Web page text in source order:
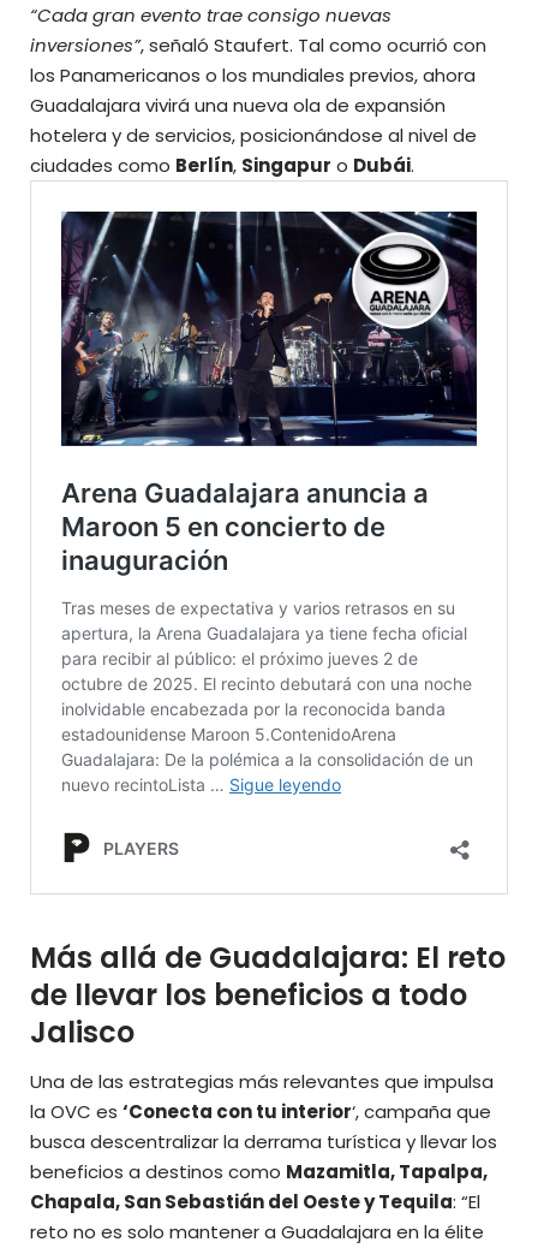
“Cada gran evento trae consigo nuevas
inversiones”, señaló Staufert. Tal como ocurrió con
los Panamericanos o los mundiales previos, ahora
Guadalajara vivirá una nueva ola de expansión
hotelera y de servicios, posicionándose al nivel de
ciudades como Berlín, Singapur o Dubái.
Más allá de Guadalajara: El reto
de llevar los beneficios a todo
Jalisco
Una de las estrategias más relevantes que impulsa
la OVC es ‘Conecta con tu interior‘, campaña que
busca descentralizar la derrama turística y llevar los
beneficios a destinos como Mazamitla, Tapalpa,
Chapala, San Sebastián del Oeste y Tequila: “El
reto no es solo mantener a Guadalajara en la élite